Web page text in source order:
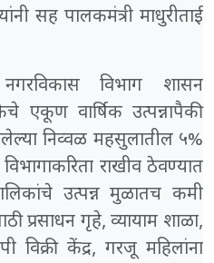
सह पालकमंत्री माधुरीताई
विभाग शासन
एकूण वार्षिक उत्पन्नापैकी
निव्वळ महसुलातील ५%
राखीव ठेवण्यात
उत्पन्न मुळातच कमी
प्रसाधन गृहे, व्यायाम शाळा,
विक्री केंद्र, गरजू महिलांना